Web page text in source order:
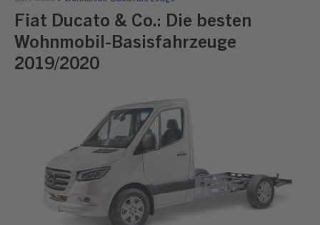
Fiat Ducato & Co.: Die besten
Wohnmobil-Basisfahrzeuge
2019/2020